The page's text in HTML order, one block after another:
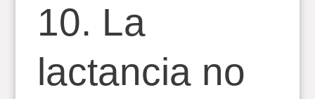
10. La
lactancia no